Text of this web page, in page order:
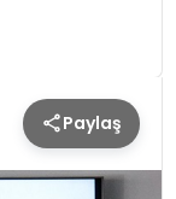
Paylaş